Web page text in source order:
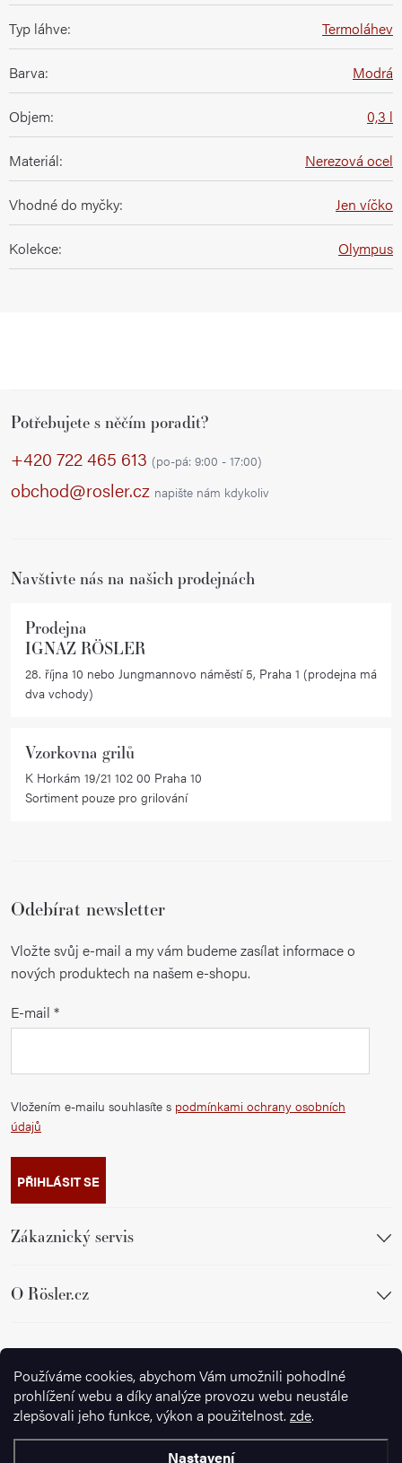
Používáme cookies, abychom Vám umožnili pohodlné
prohlížení webu a díky analýze provozu webu neustále
zlepšovali jeho funkce, výkon a použitelnost. zde.
Nastavení
Typ láhve: Termoláhev
Barva: Modrá
Objem: 0,3 l
Materiál: Nerezová ocel
Vhodné do myčky: Jen víčko
Kolekce: Olympus
Potřebujete s něčím poradit?
+420 722 465 613 (po-pá: 9:00 - 17:00)
obchod@rosler.cz napište nám kdykoliv
Navštivte nás na našich prodejnách
Prodejna
IGNAZ RÖSLER
28. října 10 nebo Jungmannovo náměstí 5, Praha 1 (prodejna má
dva vchody)
Vzorkovna grilů
K Horkám 19/21 102 00 Praha 10
Sortiment pouze pro grilování
Odebírat newsletter
Vložte svůj e-mail a my vám budeme zasílat informace o
nových produktech na našem e-shopu.
E-mail
Vložením e-mailu souhlasíte s podmínkami ochrany osobních
údajů
PŘIHLÁSIT SE
Zákaznický servis
O Rösler.cz
Sledujte nás